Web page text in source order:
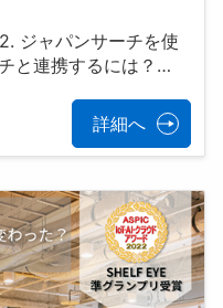
ジャパンサーチを使
と連携するには？…
詳細へ